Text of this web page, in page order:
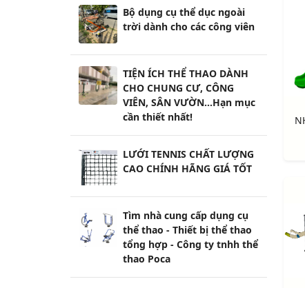
Bộ dụng cụ thể dục ngoài
trời dành cho các công viên
TIỆN ÍCH THỂ THAO DÀNH
CHO CHUNG CƯ, CÔNG
VIÊN, SÂN VƯỜN...Hạn mục
cần thiết nhất!
LƯỚI TENNIS CHẤT LƯỢNG
CAO CHÍNH HÃNG GIÁ TỐT
Tìm nhà cung cấp dụng cụ
thể thao - Thiết bị thể thao
tổng hợp - Công ty tnhh thể
thao Poca